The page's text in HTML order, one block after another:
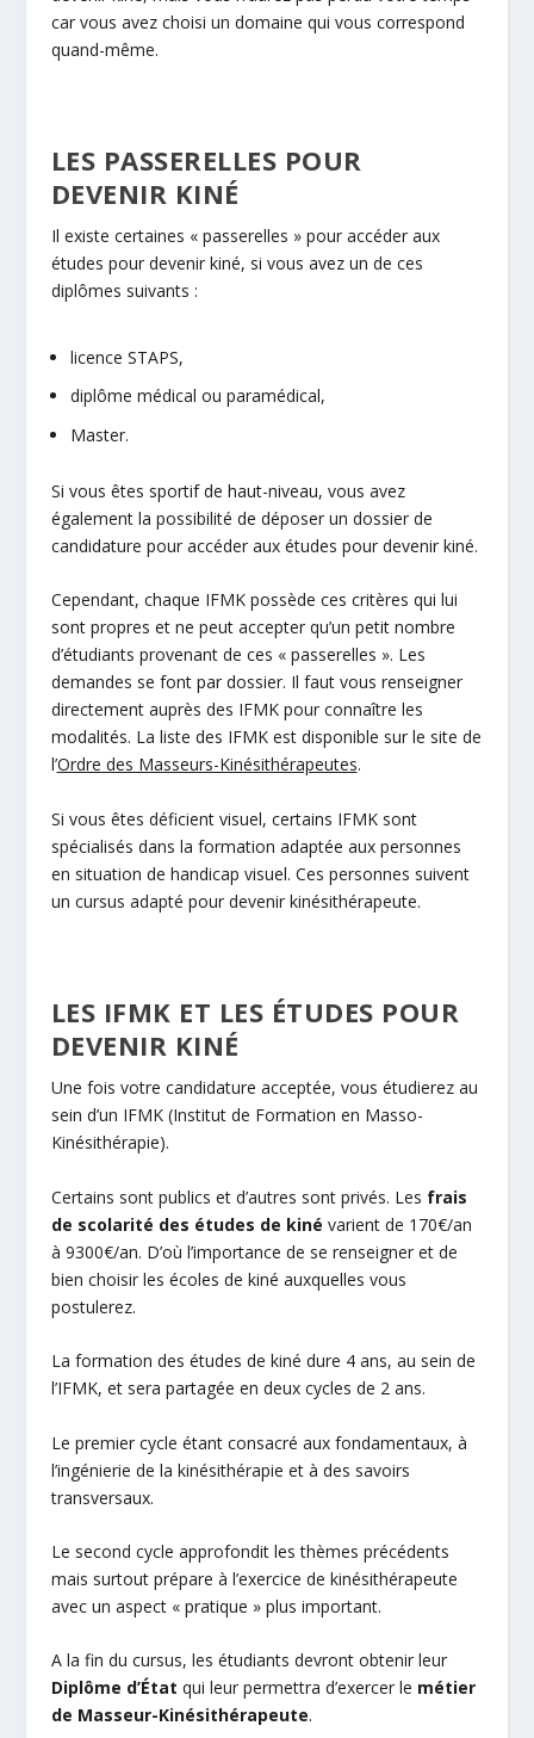
car vous avez choisi un domaine qui vous correspond
quand-même.
LES PASSERELLES POUR
DEVENIR KINÉ
Il existe certaines « passerelles » pour accéder aux
études pour devenir kiné, si vous avez un de ces
diplômes suivants :
licence STAPS,
diplôme médical ou paramédical,
Master.
Si vous êtes sportif de haut-niveau, vous avez
également la possibilité de déposer un dossier de
candidature pour accéder aux études pour devenir kiné.
Cependant, chaque IFMK possède ces critères qui lui
sont propres et ne peut accepter qu’un petit nombre
d’étudiants provenant de ces « passerelles ». Les
demandes se font par dossier. Il faut vous renseigner
directement auprès des IFMK pour connaître les
modalités. La liste des IFMK est disponible sur le site de
l’Ordre des Masseurs-Kinésithérapeutes.
Si vous êtes déficient visuel, certains IFMK sont
spécialisés dans la formation adaptée aux personnes
en situation de handicap visuel. Ces personnes suivent
un cursus adapté pour devenir kinésithérapeute.
LES IFMK ET LES ÉTUDES POUR
DEVENIR KINÉ
Une fois votre candidature acceptée, vous étudierez au
sein d’un IFMK (Institut de Formation en Masso-
Kinésithérapie).
Certains sont publics et d’autres sont privés. Les frais
de scolarité des études de kiné varient de 170€/an
à 9300€/an. D’où l’importance de se renseigner et de
bien choisir les écoles de kiné auxquelles vous
postulerez.
La formation des études de kiné dure 4 ans, au sein de
l’IFMK, et sera partagée en deux cycles de 2 ans.
Le premier cycle étant consacré aux fondamentaux, à
l’ingénierie de la kinésithérapie et à des savoirs
transversaux.
Le second cycle approfondit les thèmes précédents
mais surtout prépare à l’exercice de kinésithérapeute
avec un aspect « pratique » plus important.
A la fin du cursus, les étudiants devront obtenir leur
Diplôme d’État qui leur permettra d’exercer le métier
de Masseur-Kinésithérapeute.